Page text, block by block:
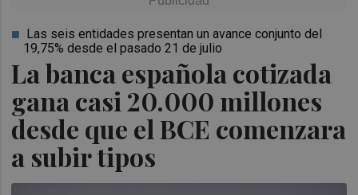
La banca española cotizada
gana casi 20.000 millones
desde que el BCE comenzara
a subir tipos
Las seis entidades presentan un avance conjunto del
19,75% desde el pasado 21 de julio